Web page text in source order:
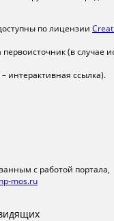
по лицензии
(в случае
интерактивная ссылка).
с работой портала,
mos.ru